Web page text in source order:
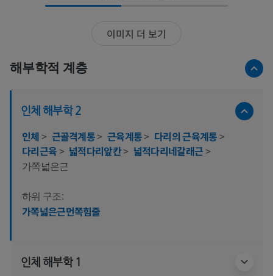
이미지 더 보기
해부학적 계층
인체 해부학 2
인체> 근골격계통> 근육계통> 다리의 근육계통>
다리근육> 넓적다리앞칸> 넓적다리네갈래근>
가쪽넓은근
하위 구조:
가쪽넓은근먼쪽힘줄
인체 해부학 1